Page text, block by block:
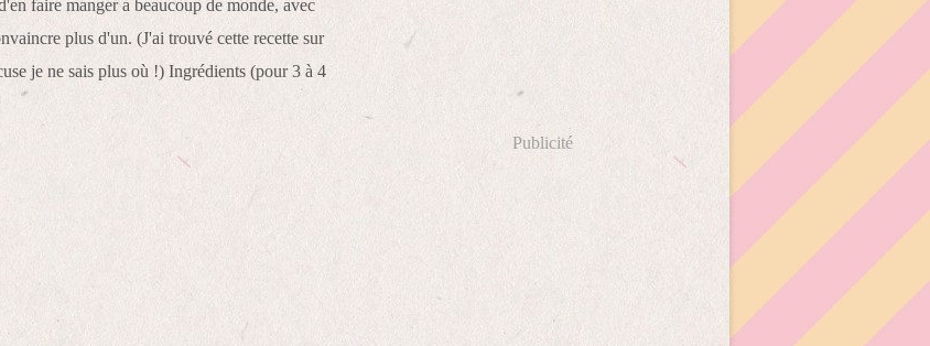
faire manger a beaucoup de monde, avec
plus d'un. (J'ai trouvé cette recette sur
je ne sais plus où !) Ingrédients (pour 3 à 4
Publicité